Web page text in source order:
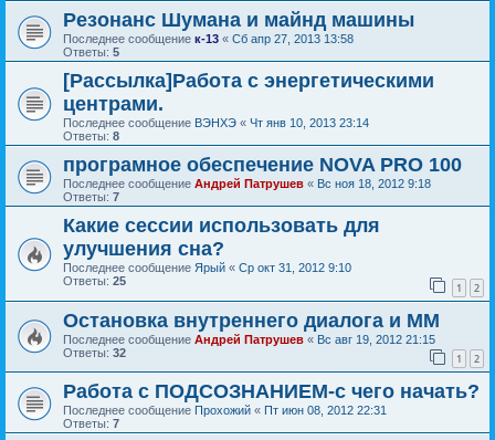
Резонанс Шумана и майнд машины
Последнее сообщение к-13 « Сб апр 27, 2013 13:58
Ответы: 5
[Рассылка]Работа с энергетическими
центрами.
Последнее сообщение ВЭНХЭ « Чт янв 10, 2013 23:14
Ответы: 8
програмное обеспечение NOVA PRO 100
Последнее сообщение Андрей Патрушев « Вс ноя 18, 2012 9:18
Ответы: 7
Какие сессии использовать для
улучшения сна?
Последнее сообщение Ярый « Ср окт 31, 2012 9:10
Ответы: 25 1 2
Остановка внутреннего диалога и ММ
Последнее сообщение Андрей Патрушев « Вс авг 19, 2012 21:15
Ответы: 32 1 2
Работа с ПОДСОЗНАНИЕМ-с чего начать?
Последнее сообщение Прохожий « Пт июн 08, 2012 22:31
Ответы: 7